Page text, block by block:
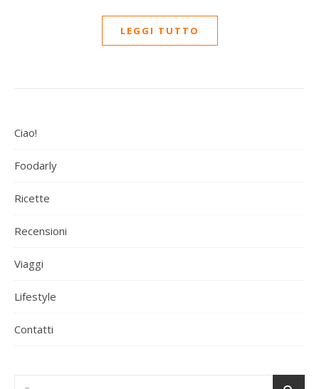
LEGGI TUTTO
Ciao!
Foodarly
Ricette
Recensioni
Viaggi
Lifestyle
Contatti